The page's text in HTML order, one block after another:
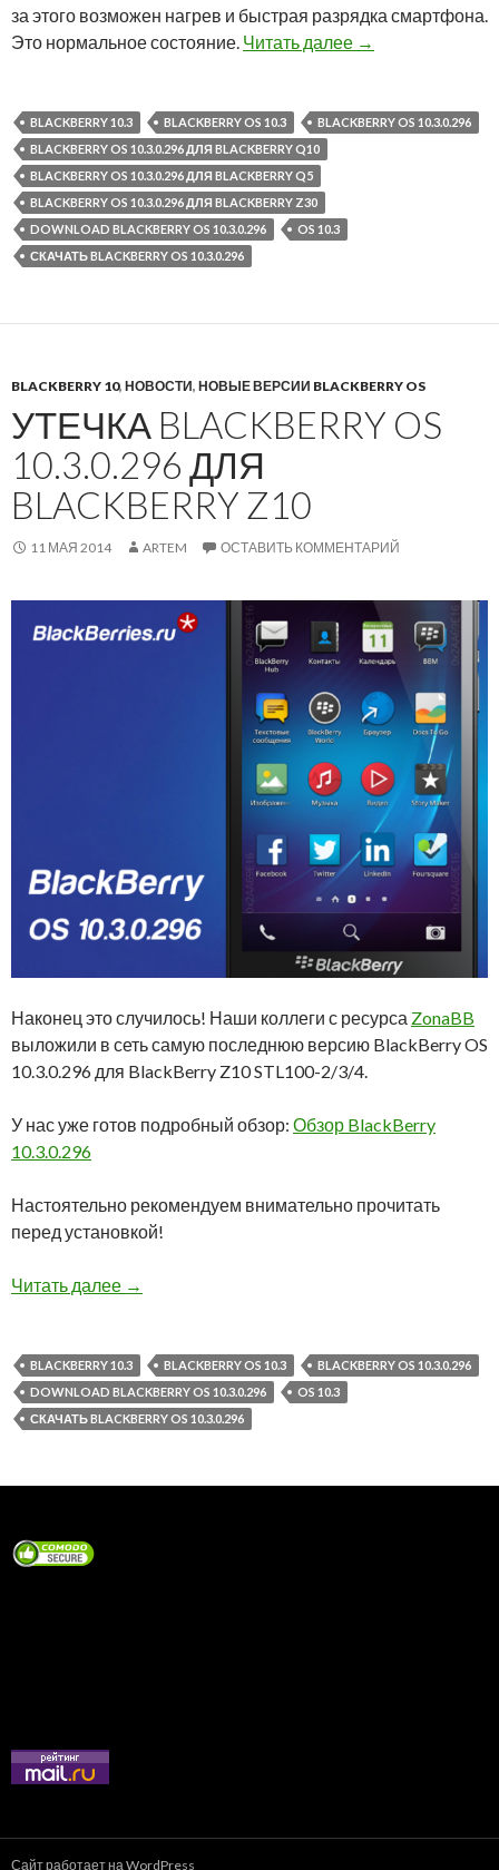
за этого возможен нагрев и быстрая разрядка смартфона.
Это нормальное состояние. Читать далее Утечка
→
BLACKBERRY 10.3 BLACKBERRY OS 10.3
BLACKBERRY OS 10.3.0.296
BLACKBERRY OS 10.3.0.296 ДЛЯ BLACKBERRY Q10
BLACKBERRY OS 10.3.0.296 ДЛЯ BLACKBERRY Q5
BLACKBERRY OS 10.3.0.296 ДЛЯ BLACKBERRY Z30
DOWNLOAD BLACKBERRY OS 10.3.0.296
OS 10.3
СКАЧАТЬ BLACKBERRY OS 10.3.0.296
BLACKBERRY 10, НОВОСТИ, НОВЫЕ ВЕРСИИ BLACKBERRY OS
УТЕЧКА BLACKBERRY OS
10.3.0.296 ДЛЯ
BLACKBERRY Z10
11 МАЯ 2014 ARTEM ОСТАВИТЬ КОММЕНТАРИЙ
Наконец это случилось! Наши коллеги с ресурса ZonaBB
выложили в сеть самую последнюю версию BlackBerry OS
10.3.0.296 для BlackBerry Z10 STL100-2/3/4.
У нас уже готов подробный обзор: Обзор BlackBerry
10.3.0.296
Настоятельно рекомендуем внимательно прочитать
перед установкой!
Читать далее Утечка BlackBerry OS 10.3.0.296 для
→
BLACKBERRY 10.3 BLACKBERRY OS 10.3
BLACKBERRY OS 10.3.0.296
DOWNLOAD BLACKBERRY OS 10.3.0.296
OS 10.3
СКАЧАТЬ BLACKBERRY OS 10.3.0.296
Сайт работает на WordPress